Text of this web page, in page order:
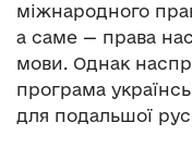
міжнародного
а саме — права
мови. Однак
програма
для подальшої